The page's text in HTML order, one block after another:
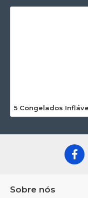
Sobre nós